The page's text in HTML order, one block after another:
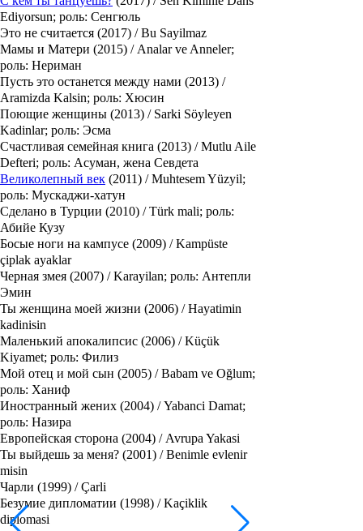
Ediyorsun; роль: Сенгюль
Это не считается (2017) / Bu Sayilmaz
Мамы и Матери (2015) / Analar ve Anneler;
роль: Нериман
Пусть это останется между нами (2013) /
Aramizda Kalsin; роль: Хюсин
Поющие женщины (2013) / Sarki Söyleyen
Kadinlar; роль: Эсма
Счастливая семейная книга (2013) / Mutlu Aile
Defteri; роль: Асуман, жена Севдета
Великолепный век (2011) / Muhtesem Yüzyil;
роль: Мускаджи-хатун
Сделано в Турции (2010) / Türk mali; роль:
Абийе Кузу
Босые ноги на кампусе (2009) / Kampüste
çiplak ayaklar
Черная змея (2007) / Karayilan; роль: Антепли
Эмин
Ты женщина моей жизни (2006) / Hayatimin
kadinisin
Маленький апокалипсис (2006) / Küçük
Kiyamet; роль: Филиз
Мой отец и мой сын (2005) / Babam ve Oğlum;
роль: Ханиф
Иностранный жених (2004) / Yabanci Damat;
роль: Назира
Европейская сторона (2004) / Avrupa Yakasi
Ты выйдешь за меня? (2001) / Benimle evlenir
misin
Чарли (1999) / Çarli
Безумие дипломатии (1998) / Kaçiklik
diplomasi